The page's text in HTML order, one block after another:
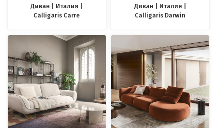
Диван | Италия |
Calligaris Carre
Диван | Италия |
Calligaris Darwin